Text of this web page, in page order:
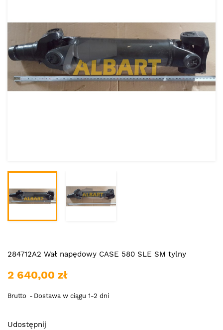
284712A2 Wał napędowy CASE 580 SLE SM tylny
2 640,00 zł
Brutto Dostawa w ciągu 1-2 dni
Udostępnij